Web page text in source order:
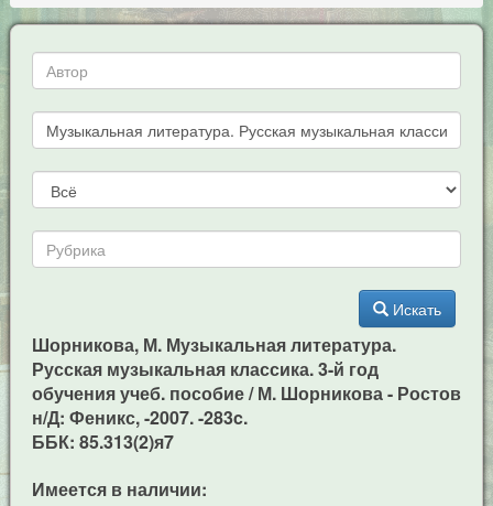
Искать
Шорникова, М. Музыкальная литература.
Русская музыкальная классика. 3-й год
обучения учеб. пособие / М. Шорникова - Ростов
н/Д: Феникс, -2007. -283c.
ББК: 85.313(2)я7
Имеется в наличии: